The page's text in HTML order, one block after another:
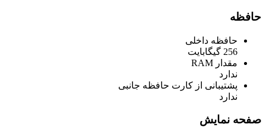
حافظه
حافظه داخلی
256 گیگابایت
مقدار RAM
ندارد
پشتیبانی از کارت حافظه جانبی
ندارد
صفحه نمایش